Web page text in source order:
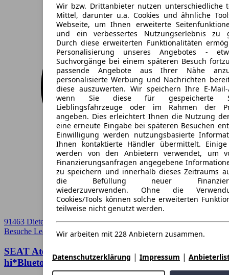
Wir bzw. Drittanbieter nutzen unterschiedliche
Mittel, darunter u.a. Cookies und ähnliche
Webseite, um Ihnen erweiterte
und ein verbessertes Nutzungserlebnis zu
Durch diese erweiterten Funktionalitäten
Personalisierung unseres Angebotes -
Suchvorgänge bei einem späteren Besuch
passende Angebote aus Ihrer Nähe
personalisierte Werbung und Nachrichten
diese auszuwerten. Wir speichern Ihre E-Mail-
wenn Sie diese für gespeicherte
Lieblingsfahrzeuge oder im Rahmen der
angeben. Dies erleichtert Ihnen die Nutzung
eine erneute Eingabe bei späteren Besuchen
Einwilligung werden nutzungsbasierte
Ihnen kontaktierte Händler übermittelt. Einige
werden von den Anbietern verwendet, um
Finanzierungsanfragen angegebene
zu speichern und innerhalb dieses Zeitraums
die Befüllung neuer
wiederzuverwenden. Ohne die
Cookies/Tools können solche erweiterten
teilweise nicht genutzt werden.
Wir arbeiten mit 228 Anbietern zusammen.
Datenschutzerklärung | Impressum |
91463 Dietersheim
Besuche Leasingmarkt➚
SEAT Ateca 1.4 TSI Style *LED*AHK*SHZ*PDC
hi*Bluetooth*